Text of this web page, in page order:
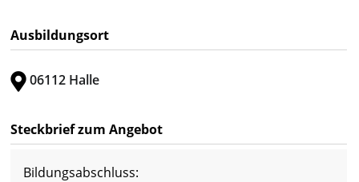
Ausbildungsort
06112 Halle
Steckbrief zum Angebot
Bildungsabschluss: